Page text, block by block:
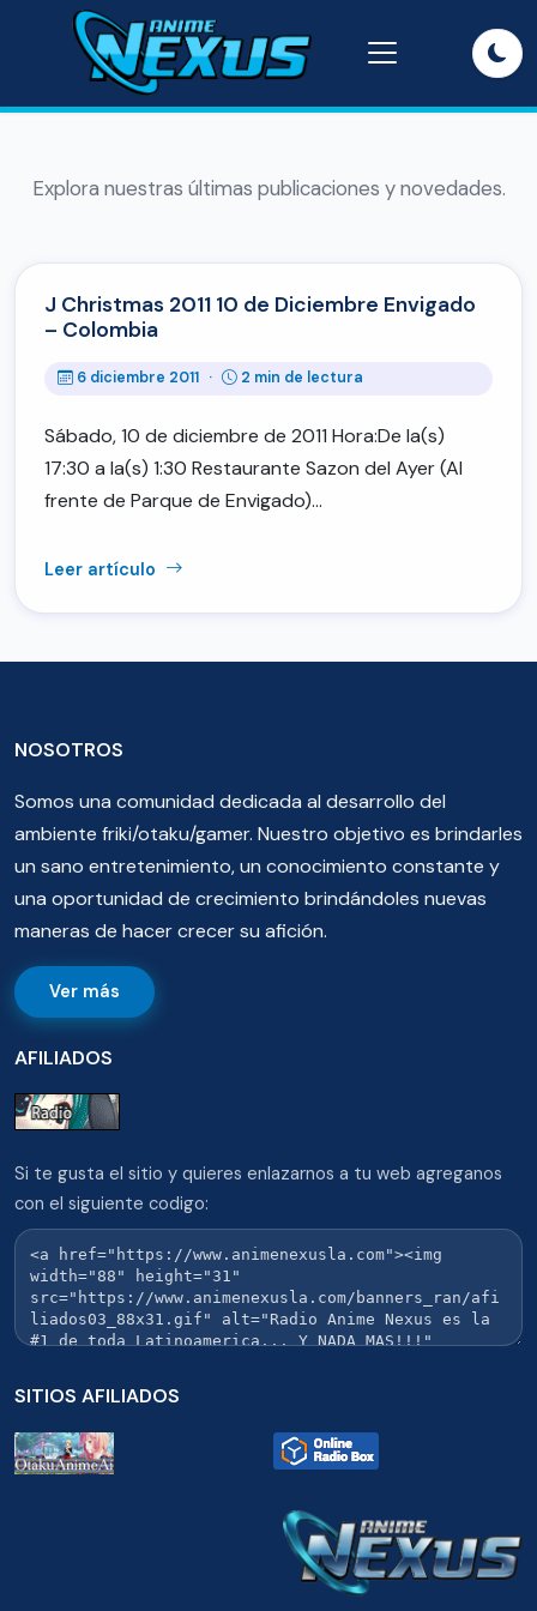
Explora nuestras últimas publicaciones y novedades.
J Christmas 2011 10 de Diciembre Envigado
– Colombia
6 diciembre 2011 · 2 min de lectura
Sábado, 10 de diciembre de 2011 Hora:De la(s)
17:30 a la(s) 1:30 Restaurante Sazon del Ayer (Al
frente de Parque de Envigado)…
Leer artículo
NOSOTROS
Somos una comunidad dedicada al desarrollo del
ambiente friki/otaku/gamer. Nuestro objetivo es brindarles
un sano entretenimiento, un conocimiento constante y
una oportunidad de crecimiento brindándoles nuevas
maneras de hacer crecer su afición.
Ver más
AFILIADOS
Si te gusta el sitio y quieres enlazarnos a tu web agreganos
con el siguiente codigo:
SITIOS AFILIADOS